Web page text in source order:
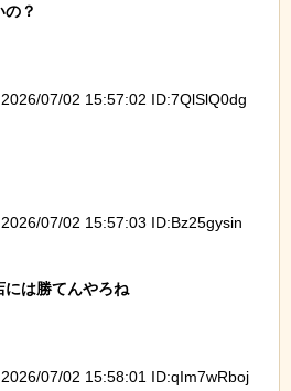
？
07/02 15:57:02 ID:7QlSlQ0dg
07/02 15:57:03 ID:Bz25gysin
には勝てんやろね
07/02 15:58:01 ID:qIm7wRboj